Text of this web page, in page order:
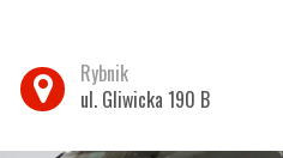
Rybnik
ul. Gliwicka 190 B